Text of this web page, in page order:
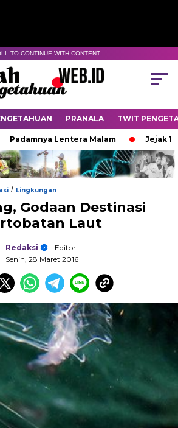
TO CONTINUE WITH CONTENT
PRANALA TWIT
Lentera Malam Jejak 100
/ Lingkungan
Godaan Destinasi
Laut
Redaksi
- Editor
Senin, 28 Maret 2016